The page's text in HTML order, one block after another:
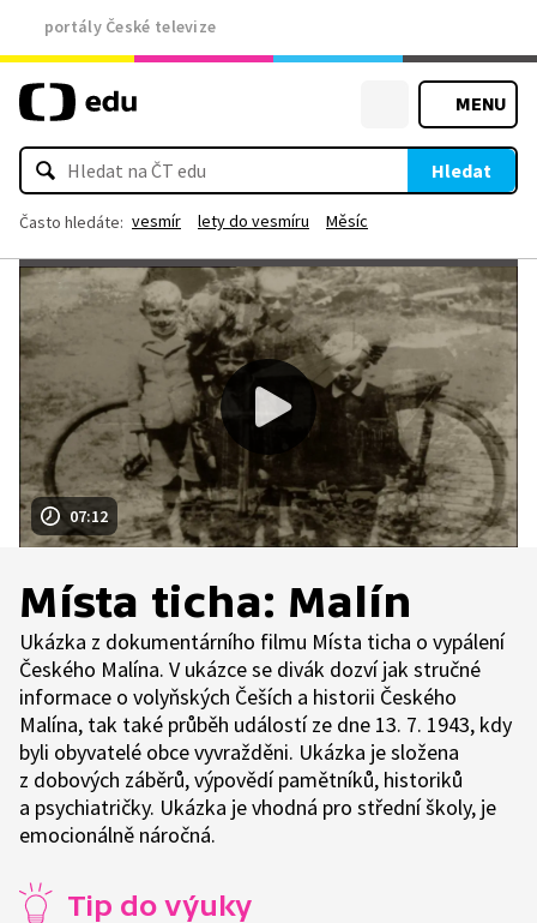
portály České televize
MENU
Hledat
Často hledáte: vesmír lety do vesmíru Měsíc
07:12
Místa ticha: Malín
Ukázka z dokumentárního filmu Místa ticha o vypálení
Českého Malína. V ukázce se divák dozví jak stručné
informace o volyňských Češích a historii Českého
Malína, tak také průběh událostí ze dne 13. 7. 1943, kdy
byli obyvatelé obce vyvražděni. Ukázka je složena
z dobových záběrů, výpovědí pamětníků, historiků
a psychiatričky. Ukázka je vhodná pro střední školy, je
emocionálně náročná.
Tip do výuky